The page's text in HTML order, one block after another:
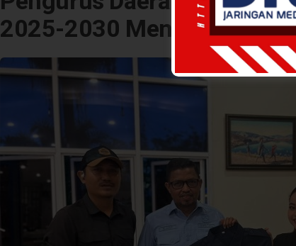
2025-2030 Menuju